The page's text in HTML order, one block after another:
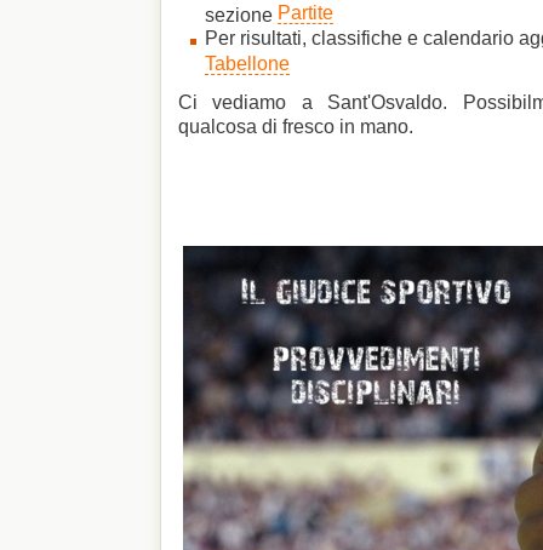
sezione Partite
Per risultati, classifiche e calendario
Tabellone
Ci vediamo a Sant'Osvaldo.
qualcosa di fresco in mano.